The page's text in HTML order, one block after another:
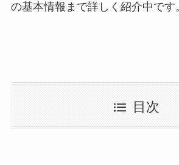
の基本情報まで詳しく紹介中です
目次